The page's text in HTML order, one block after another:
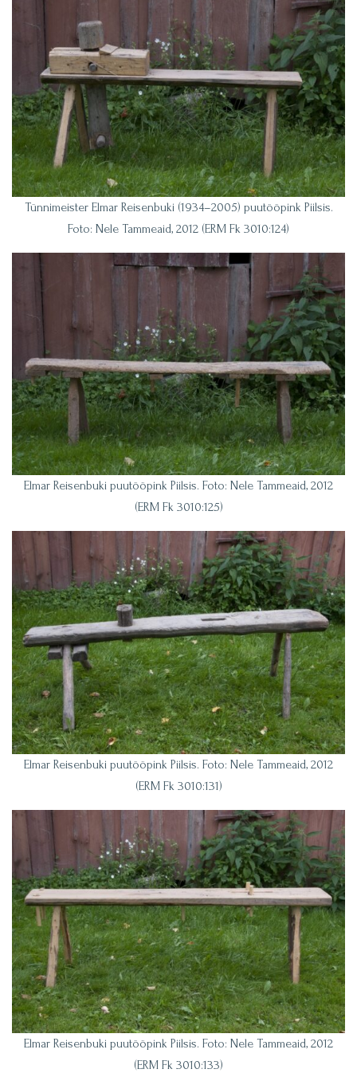
Tünnimeister Elmar Reisenbuki (1934–2005) puutööpink Piilsis.
Foto: Nele Tammeaid, 2012 (ERM Fk 3010:124)
Elmar Reisenbuki puutööpink Piilsis. Foto: Nele Tammeaid, 2012
(ERM Fk 3010:125)
Elmar Reisenbuki puutööpink Piilsis. Foto: Nele Tammeaid, 2012
(ERM Fk 3010:131)
Elmar Reisenbuki puutööpink Piilsis. Foto: Nele Tammeaid, 2012
(ERM Fk 3010:133)